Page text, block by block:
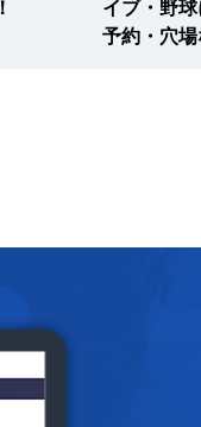
イブ・野
予約・穴場